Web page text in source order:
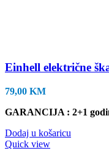
Einhell električne
79,00 KM
GARANCIJA : 2+1
Dodaj u košaricu
Quick view